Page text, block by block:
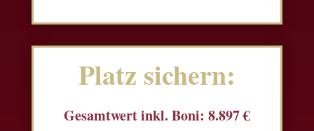
Platz sichern:
Gesamtwert inkl. Boni: 8.897 €